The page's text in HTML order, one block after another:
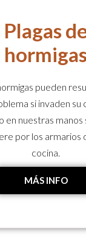
Plagas
pueden
si invaden su
en nuestras manos
por los armarios
cocina.
MÁS INFO